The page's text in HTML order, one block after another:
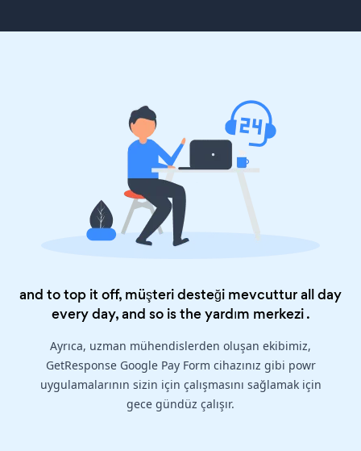
and to top it off, müşteri desteği mevcuttur all day
every day, and so is theyardım merkezi.
Ayrıca, uzman mühendislerden oluşan ekibimiz,
GetResponse Google Pay Form cihazınız gibi powr
uygulamalarının sizin için çalışmasını sağlamak için
gece gündüz çalışır.